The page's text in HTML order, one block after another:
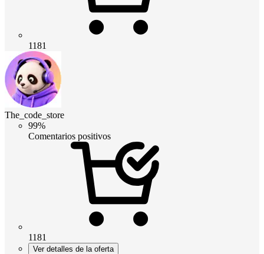
1181
The_code_store
99%
Comentarios positivos
1181
Ver detalles de la oferta